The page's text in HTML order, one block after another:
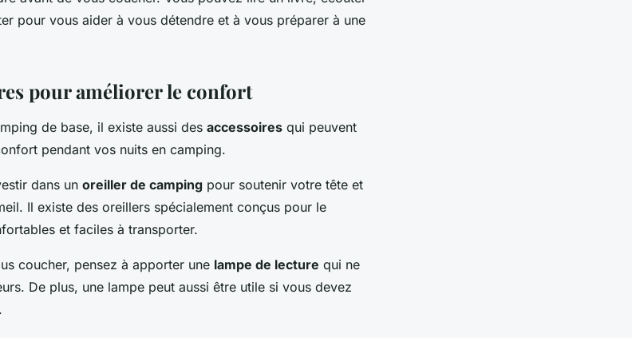
pour vous aider à vous détendre et à vous préparer à une
pour améliorer le confort
de base, il existe aussi des accessoires qui peuvent
pendant vos nuits en camping.
dans un oreiller de camping pour soutenir votre tête et
Il existe des oreillers spécialement conçus pour le
et faciles à transporter.
coucher, pensez à apporter une lampe de lecture qui ne
De plus, une lampe peut aussi être utile si vous devez